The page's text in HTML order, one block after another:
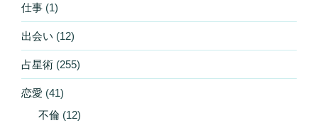
仕事 (1)
出会い (12)
占星術 (255)
恋愛 (41)
不倫 (12)